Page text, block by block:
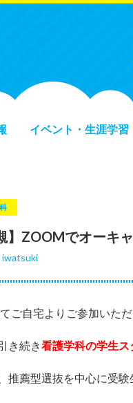
イベント・生涯学習
】ZOOMでオー
ご自宅よりご参加いた
き続き看護学科の学生ス
推薦型選抜を中心に受